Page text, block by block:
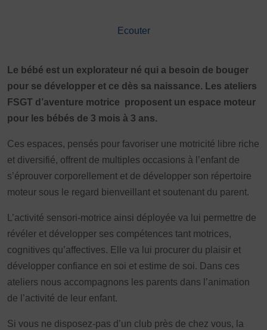
Pratiques partagées
Écologie
Sport avec les exilés
Signalement violences sexistes et sexuelles
Protéger les pratiquant.es
Prévenir les discriminations
Agir contre le dopage et les conduites dopantes
FORMATION
Livret de l’animateur·trice
Brevet Fédéral
BAFA
Officiel·les
Ecouter
Le bébé est un explorateur né qui a besoin de bouger
pour se développer et ce dès sa naissance. Les ateliers
FSGT d’aventure motrice proposent un espace moteur
pour les bébés de 3 mois à 3 ans.
Ces espaces, pensés pour favoriser une motricité libre riche
et diversifié, offrent de multiples occasions à l’enfant de
s’éprouver corporellement et de développer son répertoire
moteur sous le regard bienveillant et soutenant du parent.
L’activité sensori-motrice ainsi déployée va lui permettre de
révéler et développer ses compétences tant motrices,
cognitives qu’affectives. Elle va lui procurer du plaisir et
développer confiance en soi et estime de soi. Dans ces
ateliers nous accompagnons les parents dans l’animation
de l’activité de leur enfant.
Si vous ne disposez-pas d’un club près de chez vous, la